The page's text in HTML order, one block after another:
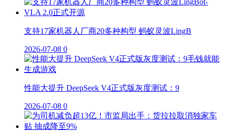
支持17家机器人厂商20多种构型 蚂蚁灵波LingB
2026-07-08 0
性能大提升 DeepSeek V4正式版灰度测试：9
2026-07-08 0